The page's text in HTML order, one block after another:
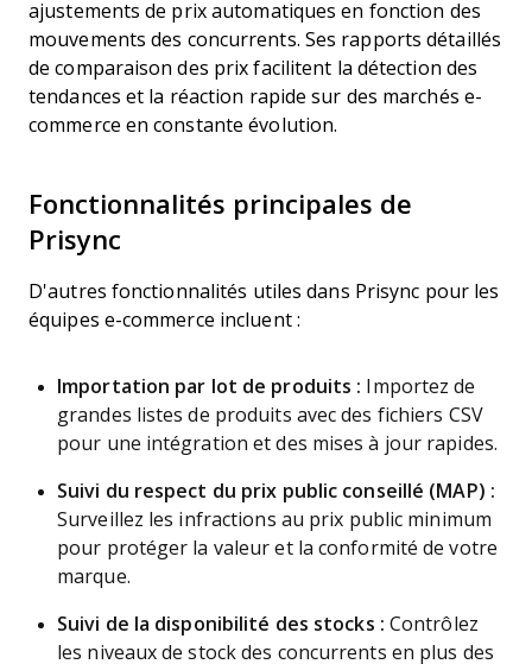
ajustements de prix automatiques en fonction des
mouvements des concurrents. Ses rapports détaillés
de comparaison des prix facilitent la détection des
tendances et la réaction rapide sur des marchés e-
commerce en constante évolution.
Fonctionnalités principales de
Prisync
D'autres fonctionnalités utiles dans Prisync pour les
équipes e-commerce incluent :
Importation par lot de produits : Importez de
grandes listes de produits avec des fichiers CSV
pour une intégration et des mises à jour rapides.
Suivi du respect du prix public conseillé (MAP) :
Surveillez les infractions au prix public minimum
pour protéger la valeur et la conformité de votre
marque.
Suivi de la disponibilité des stocks : Contrôlez
les niveaux de stock des concurrents en plus des